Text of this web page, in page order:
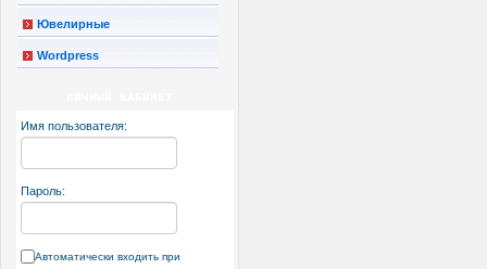
Ювелирные
Wordpress
Имя пользователя:
Пароль:
Автоматически входить при